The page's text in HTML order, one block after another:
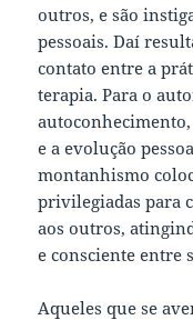
outros, e são
pessoais. Daí
contato entre a
terapia. Para o
e a evolução
montanhismo
privilegiadas para
aos outros,
e consciente entre
Aqueles que se